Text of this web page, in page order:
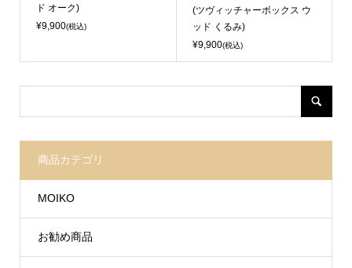
ド オーク)
¥9,900(税込)
(ツヴィッチャーボックス ウ
ッド くるみ)
¥9,900(税込)
商品カテゴリ
MOIKO
お勧め商品